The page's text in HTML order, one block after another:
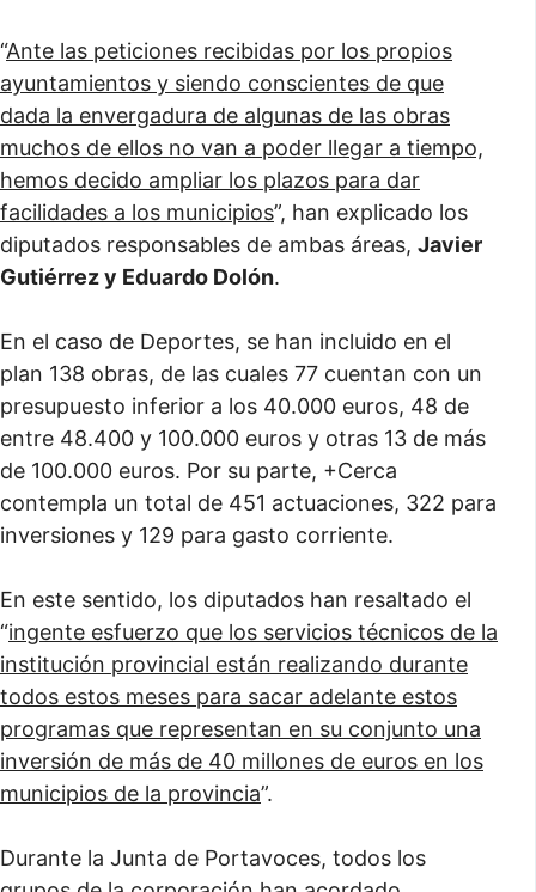
“Ante las peticiones recibidas por los propios
ayuntamientos y siendo conscientes de que
dada la envergadura de algunas de las obras
muchos de ellos no van a poder llegar a tiempo,
hemos decido ampliar los plazos para dar
facilidades a los municipios”, han explicado los
diputados responsables de ambas áreas, Javier
Gutiérrez y Eduardo Dolón.
En el caso de Deportes, se han incluido en el
plan 138 obras, de las cuales 77 cuentan con un
presupuesto inferior a los 40.000 euros, 48 de
entre 48.400 y 100.000 euros y otras 13 de más
de 100.000 euros. Por su parte, +Cerca
contempla un total de 451 actuaciones, 322 para
inversiones y 129 para gasto corriente.
En este sentido, los diputados han resaltado el
“ingente esfuerzo que los servicios técnicos de la
institución provincial están realizando durante
todos estos meses para sacar adelante estos
programas que representan en su conjunto una
inversión de más de 40 millones de euros en los
municipios de la provincia”.
Durante la Junta de Portavoces, todos los